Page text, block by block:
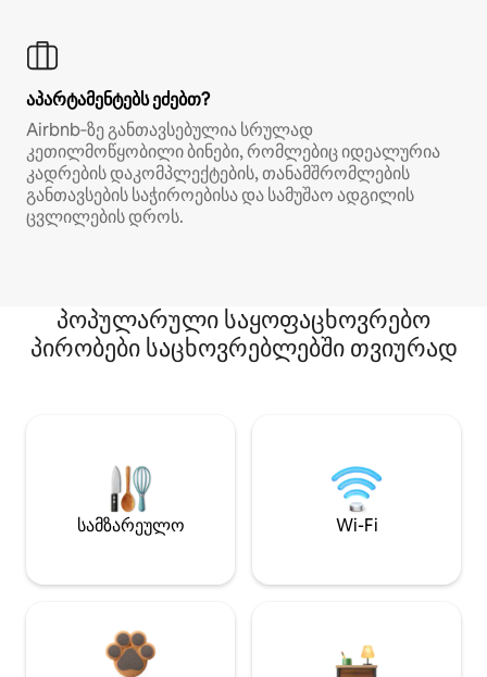
აპარტამენტებს ეძებთ?
Airbnb‑ზე განთავსებულია სრულად
კეთილმოწყობილი ბინები, რომლებიც იდეალურია
კადრების დაკომპლექტების, თანამშრომლების
განთავსების საჭიროებისა და სამუშაო ადგილის
ცვლილების დროს.
პოპულარული საყოფაცხოვრებო
პირობები საცხოვრებლებში თვიურად
სამზარეულო Wi-Fi